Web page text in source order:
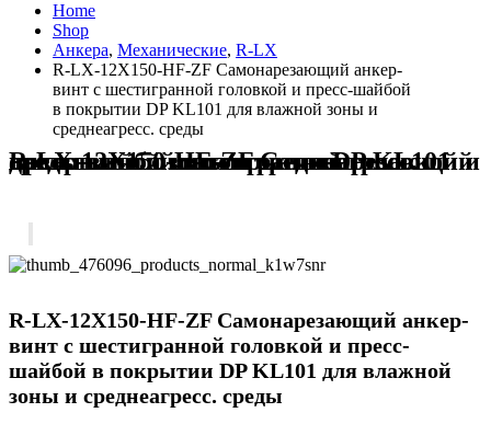
Home
Shop
Анкера, Механические, R-LX
R-LX-12X150-HF-ZF Самонарезающий анкер-
винт с шестигранной головкой и пресс-шайбой
в покрытии DP KL101 для влажной зоны и
среднеагресс. среды
R-LX-12X150-HF-ZF Самонарезающий анкер-винт с шестигранной головкой и пресс-шайбой в покрытии DP KL101 для влажной зоны и среднеагресс. среды
R-LX-12X150-HF-ZF Самонарезающий анкер-
винт с шестигранной головкой и пресс-
шайбой в покрытии DP KL101 для влажной
зоны и среднеагресс. среды